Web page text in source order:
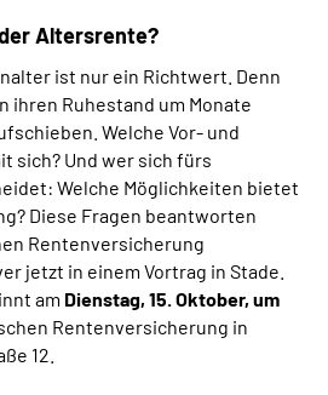
(DGS)
Kundenportal
Altersrente?
ist nur ein Richtwert. Denn
ihren Ruhestand um Monate
Welche Vor- und
sich? Und wer sich fürs
Welche Möglichkeiten bietet
Diese Fragen beantworten
Rentenversicherung
jetzt in einem Vortrag in Stade.
am Dienstag, 15. Oktober, um
Rentenversicherung in
12.